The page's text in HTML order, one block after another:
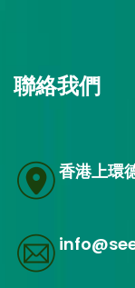
聯絡我們
香港上環